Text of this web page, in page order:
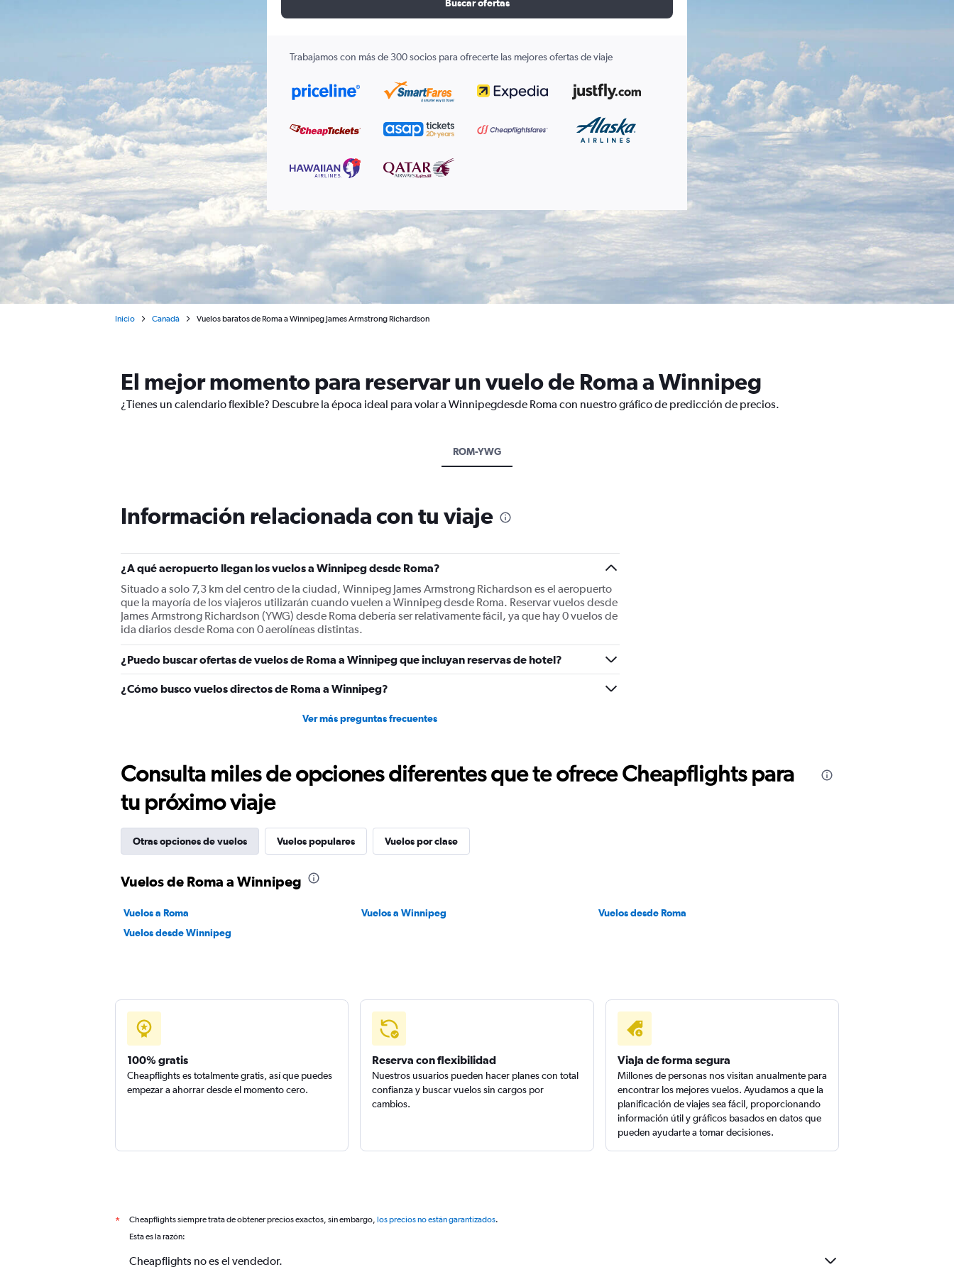
Buscar ofertas
Trabajamos con más de 300 socios para ofrecerte las mejores ofertas de viaje
Inicio Canadá Vuelos baratos de Roma a Winnipeg James Armstrong Richardson
El mejor momento para reservar un vuelo de Roma a Winnipeg
¿Tienes un calendario flexible? Descubre la época ideal para volar a Winnipegdesde Roma con nuestro gráfico de predicción de precios.
ROM-YWG
Información relacionada con tu viaje
¿A qué aeropuerto llegan los vuelos a Winnipeg desde Roma?
Situado a solo 7,3 km del centro de la ciudad, Winnipeg James Armstrong Richardson es el aeropuerto
que la mayoría de los viajeros utilizarán cuando vuelen a Winnipeg desde Roma. Reservar vuelos desde
James Armstrong Richardson (YWG) desde Roma debería ser relativamente fácil, ya que hay 0 vuelos de
ida diarios desde Roma con 0 aerolíneas distintas.
¿Puedo buscar ofertas de vuelos de Roma a Winnipeg que incluyan reservas de hotel?
¿Cómo busco vuelos directos de Roma a Winnipeg?
Ver más preguntas frecuentes
Consulta miles de opciones diferentes que te ofrece Cheapflights para
tu próximo viaje
Otras opciones de vuelos Vuelos populares Vuelos por clase
Vuelos de Roma a Winnipeg
Vuelos a Roma Vuelos a Winnipeg
Vuelos desde Roma
Vuelos desde Winnipeg
100% gratis
Cheapflights es totalmente gratis, así que puedes
empezar a ahorrar desde el momento cero.
Reserva con flexibilidad
Nuestros usuarios pueden hacer planes con total
confianza y buscar vuelos sin cargos por
cambios.
Viaja de forma segura
Millones de personas nos visitan anualmente para
encontrar los mejores vuelos. Ayudamos a que la
planificación de viajes sea fácil, proporcionando
información útil y gráficos basados en datos que
pueden ayudarte a tomar decisiones.
* Cheapflights siempre trata de obtener precios exactos, sin embargo, los precios no están garantizados.
Esta es la razón:
Cheapflights no es el vendedor.